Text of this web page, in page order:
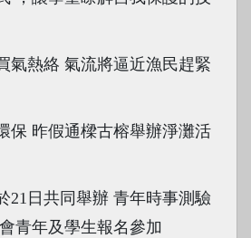
氣熱絡 氣流將逼近漁民趕緊
保 昨假通樑古榕舉辦淨灘活
21日共同舉辦 青年時事測驗
青年及學生報名參加